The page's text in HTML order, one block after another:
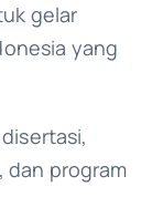
gelar
yang
dan program